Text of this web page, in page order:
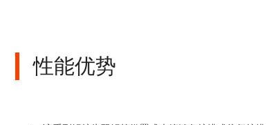
性能优势